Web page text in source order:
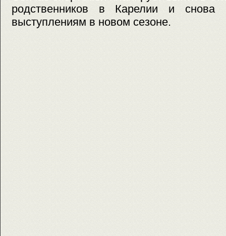
родственников в Карелии и снова
выступлениям в новом сезоне.